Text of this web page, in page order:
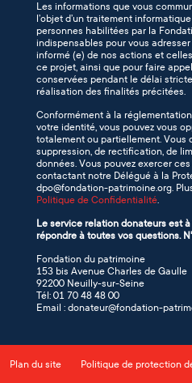
Les informations que vous
l’objet d’un traitement
personnes habilitées par la
indispensables pour vous
informé (e) de nos actions et
ce projet, ainsi que pour faire
conservées pendant le délai
réalisation des finalités précitées.
Conformément à la
votre identité, vous pouvez vous
totalement ou partiellement. Vous
suppression, de rectification, de
données. Vous pouvez exercer
contactant notre Délégué à la
dpo@fondation-patrimoine.org.
Politique de Confidentialité.
Le service relation donateurs est
répondre à toutes vos questions.
Fondation du patrimoine
153 bis Avenue Charles de Gaulle
92200 Neuilly-sur-Seine
Tél: 01 70 48 48 00
Email : donateur@fondation-
Plan du site Politique de protection